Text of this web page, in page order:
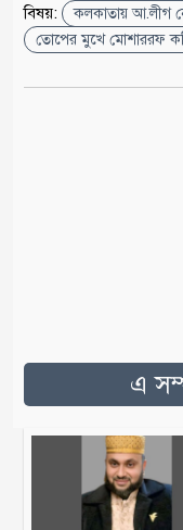
বিষয়:
কলকাতায় আ.লীগ
তোপের মুখে মোশাররফ
এ